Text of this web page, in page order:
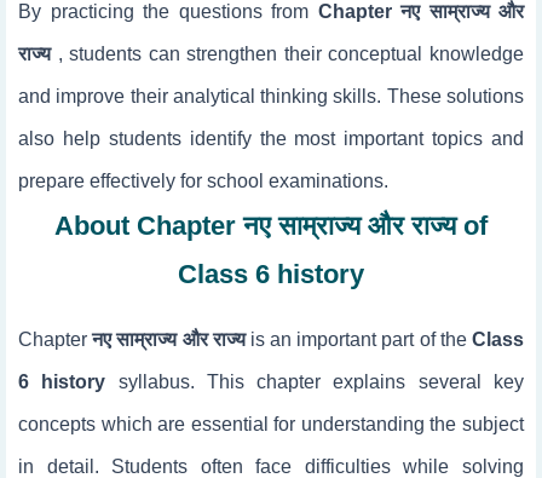
By practicing the questions from Chapter नए साम्राज्य और
राज्य , students can strengthen their conceptual knowledge
and improve their analytical thinking skills. These solutions
also help students identify the most important topics and
prepare effectively for school examinations.
About Chapter नए साम्राज्य और राज्य of
Class 6 history
Chapterनए साम्राज्य और राज्य is an important part of theClass
6 history syllabus. This chapter explains several key
concepts which are essential for understanding the subject
in detail. Students often face difficulties while solving